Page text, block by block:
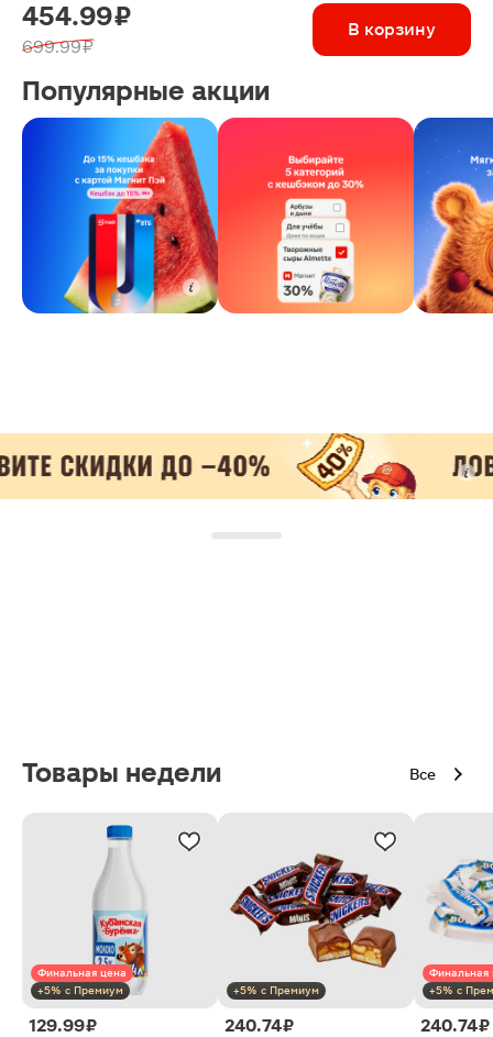
454.99 ₽
699.99 ₽
В корзину
Популярные акции
Товары недели Все
Финальная цена
+5% с Премиум
129.99 ₽
+5% с Премиум
240.74 ₽
Финальная
+5% с
240.74 ₽